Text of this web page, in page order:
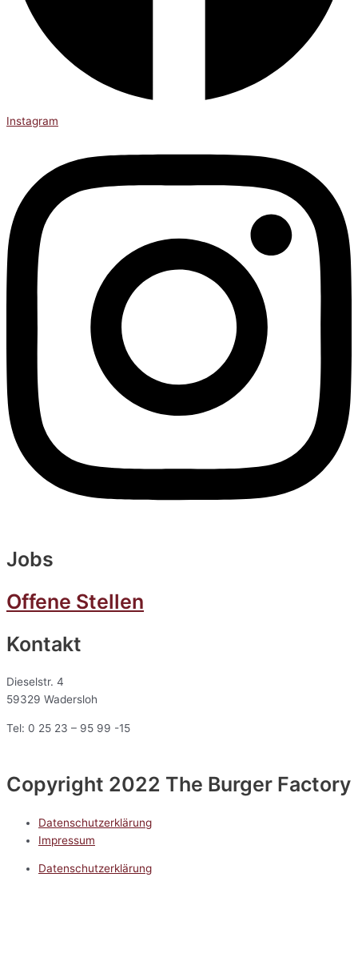
Instagram
Jobs
Offene Stellen
Kontakt
Dieselstr. 4
59329 Wadersloh
Tel: 0 25 23 – 95 99 -15
Copyright 2022 The Burger Factory
Datenschutzerklärung
Impressum
Datenschutzerklärung